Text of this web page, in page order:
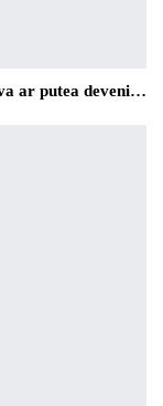
ar putea deveni…